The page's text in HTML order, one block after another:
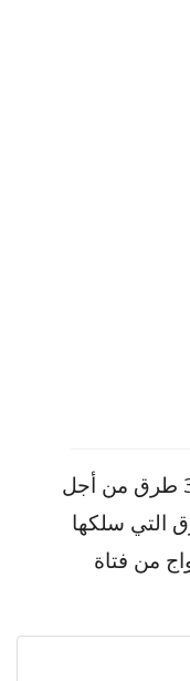
اليوم 3 طرق من أجل
التي سلكها
من فتاة